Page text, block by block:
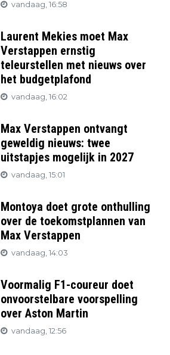
vandaag, 16:58
Laurent Mekies moet Max
Verstappen ernstig
teleurstellen met nieuws over
het budgetplafond
vandaag, 16:02
Max Verstappen ontvangt
geweldig nieuws: twee
uitstapjes mogelijk in 2027
vandaag, 15:01
Montoya doet grote onthulling
over de toekomstplannen van
Max Verstappen
vandaag, 14:03
Voormalig F1-coureur doet
onvoorstelbare voorspelling
over Aston Martin
vandaag, 12:56